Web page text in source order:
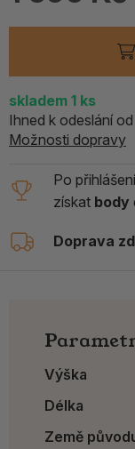
skladem 1 ks
Ihned k odeslání
Možnosti dopravy
Po
získat body
Doprava
Výška
Délka
Země